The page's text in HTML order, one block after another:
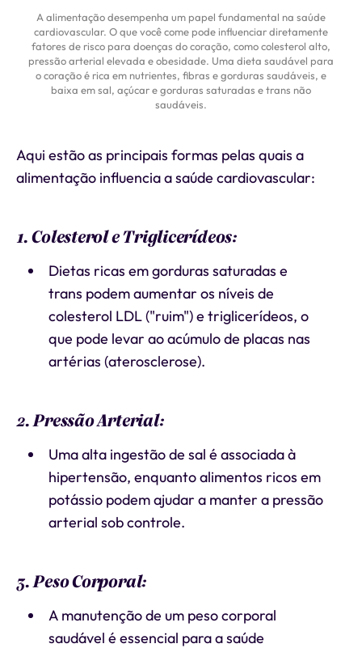
A alimentação desempenha um papel fundamental na saúde
cardiovascular. O que você come pode influenciar diretamente
fatores de risco para doenças do coração, como colesterol alto,
pressão arterial elevada e obesidade. Uma dieta saudável para
o coração é rica em nutrientes, fibras e gorduras saudáveis, e
baixa em sal, açúcar e gorduras saturadas e trans não
saudáveis.
Aqui estão as principais formas pelas quais a
alimentação influencia a saúde cardiovascular:
1. Colesterol e Triglicerídeos:
Dietas ricas em gorduras saturadas e
trans podem aumentar os níveis de
colesterol LDL ("ruim") e triglicerídeos, o
que pode levar ao acúmulo de placas nas
artérias (aterosclerose).
2. Pressão Arterial:
Uma alta ingestão de sal é associada à
hipertensão, enquanto alimentos ricos em
potássio podem ajudar a manter a pressão
arterial sob controle.
3. Peso Corporal:
A manutenção de um peso corporal
saudável é essencial para a saúde